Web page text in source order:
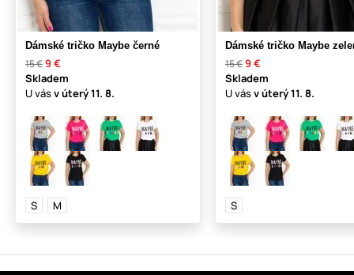
Dámské tričko Maybe černé
15 €9 €
Skladem
U vásv úterý11. 8.
S M
Dámské tričko Maybe
15 €9 €
Skladem
U vásv úterý11. 8.
S